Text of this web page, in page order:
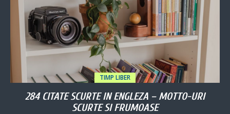
TIMP LIBER
284 CITATE SCURTE IN ENGLEZA – MOTTO-URI
SCURTE SI FRUMOASE